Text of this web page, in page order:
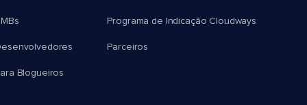
Blogueiros
Programa de Indicação Cloudways
Parceiros